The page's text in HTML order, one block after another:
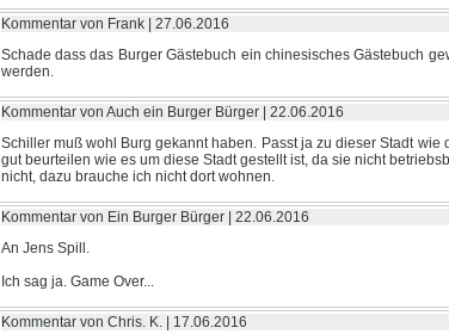
Kommentar von Frank | 27.06.2016
Schade dass das Burger Gästebuch ein chinesisches Gästebuch
werden.
Kommentar von Auch ein Burger Bürger | 22.06.2016
Schiller muß wohl Burg gekannt haben. Passt ja zu dieser Stadt
gut beurteilen wie es um diese Stadt gestellt ist, da sie nicht
nicht, dazu brauche ich nicht dort wohnen.
Kommentar von Ein Burger Bürger | 22.06.2016
An Jens Spill.
Ich sag ja. Game Over...
Kommentar von Chris. K. |
17.06.2016